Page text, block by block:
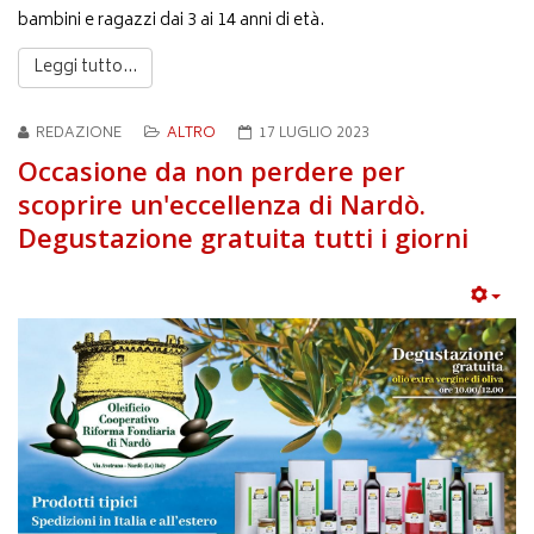
bambini e ragazzi dai 3 ai 14 anni di età.
Leggi tutto...
REDAZIONE ALTRO 17 LUGLIO 2023
Occasione da non perdere per
scoprire un'eccellenza di Nardò.
Degustazione gratuita tutti i giorni